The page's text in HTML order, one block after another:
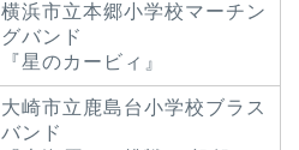
横浜市立本郷小学校マーチン
グバンド
『星のカービィ』
大崎市立鹿島台小学校ブラス
バンド